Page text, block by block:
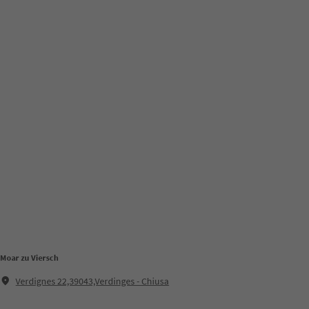
Moar zu Viersch
Verdignes 22,39043,Verdinges - Chiusa